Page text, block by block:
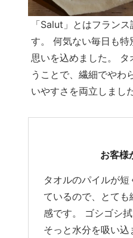
「Salut」とはフラン
す。 何気ない毎日も
思いを込めました。
うことで、繊細でやわ
いやすさを両立しました
お客様
タオルのパイルが
ているので、とて
感です。 ゴシゴシ
そっと水分を吸い込